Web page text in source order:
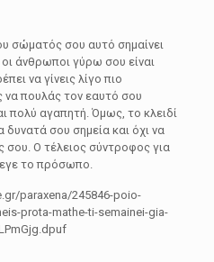
σώματός σου αυτό σημαίνει
άνθρωποι γύρω σου είναι
να γίνεις λίγο πιο
να πουλάς τον εαυτό σου
πολύ αγαπητή. Όμως, το κλειδί
δυνατά σου σημεία και όχι να
σου. Ο τέλειος σύντροφος για
το πρόσωπο.
paraxena/245846-poio-
prota-mathe-ti-semainei-gia-